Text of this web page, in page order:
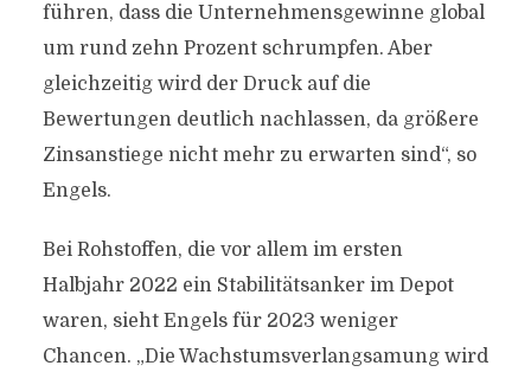
führen, dass die Unternehmensgewinne global
um rund zehn Prozent schrumpfen. Aber
gleichzeitig wird der Druck auf die
Bewertungen deutlich nachlassen, da größere
Zinsanstiege nicht mehr zu erwarten sind“, so
Engels.
Bei Rohstoffen, die vor allem im ersten
Halbjahr 2022 ein Stabilitätsanker im Depot
waren, sieht Engels für 2023 weniger
Chancen. „Die Wachstumsverlangsamung wird